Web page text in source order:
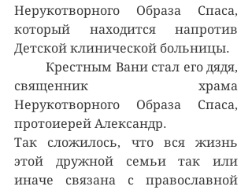
Нерукотворного Образа Спаса,
который находится напротив
Детской клинической больницы.
	Крестным Вани стал его дядя,
священник храма
Нерукотворного Образа Спаса,
протоиерей Александр.
Так сложилось, что вся жизнь
этой дружной семьи так или
иначе связана с православной